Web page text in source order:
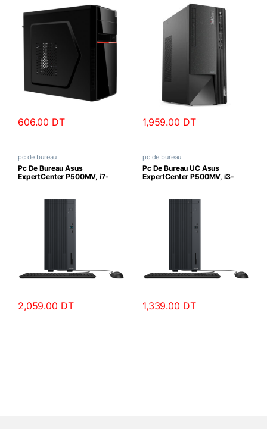
606.00 DT 1,959.00 DT
pc de bureau
Pc De Bureau Asus
ExpertCenter P500MV, i7-
2,059.00 DT
pc de bureau
Pc De Bureau UC Asus
ExpertCenter P500MV, i3-
1,339.00 DT